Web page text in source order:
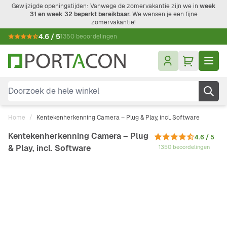
Ga naar de inhoud
Gewijzigde openingstijden: Vanwege de zomervakantie zijn we in week
31 en week 32 beperkt bereikbaar.We wensen je een fijne
zomervakantie!
4.6 / 51350 beoordelingen
Doorzoek de hele winkel
Home / Kentekenherkenning Camera – Plug & Play, incl. Software
Kentekenherkenning Camera – Plug
& Play, incl. Software
4.6 / 5
1350 beoordelingen